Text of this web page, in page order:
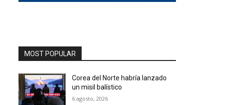
MOST POPULAR
Corea del Norte habría lanzado
un misil balístico
6 agosto, 2026